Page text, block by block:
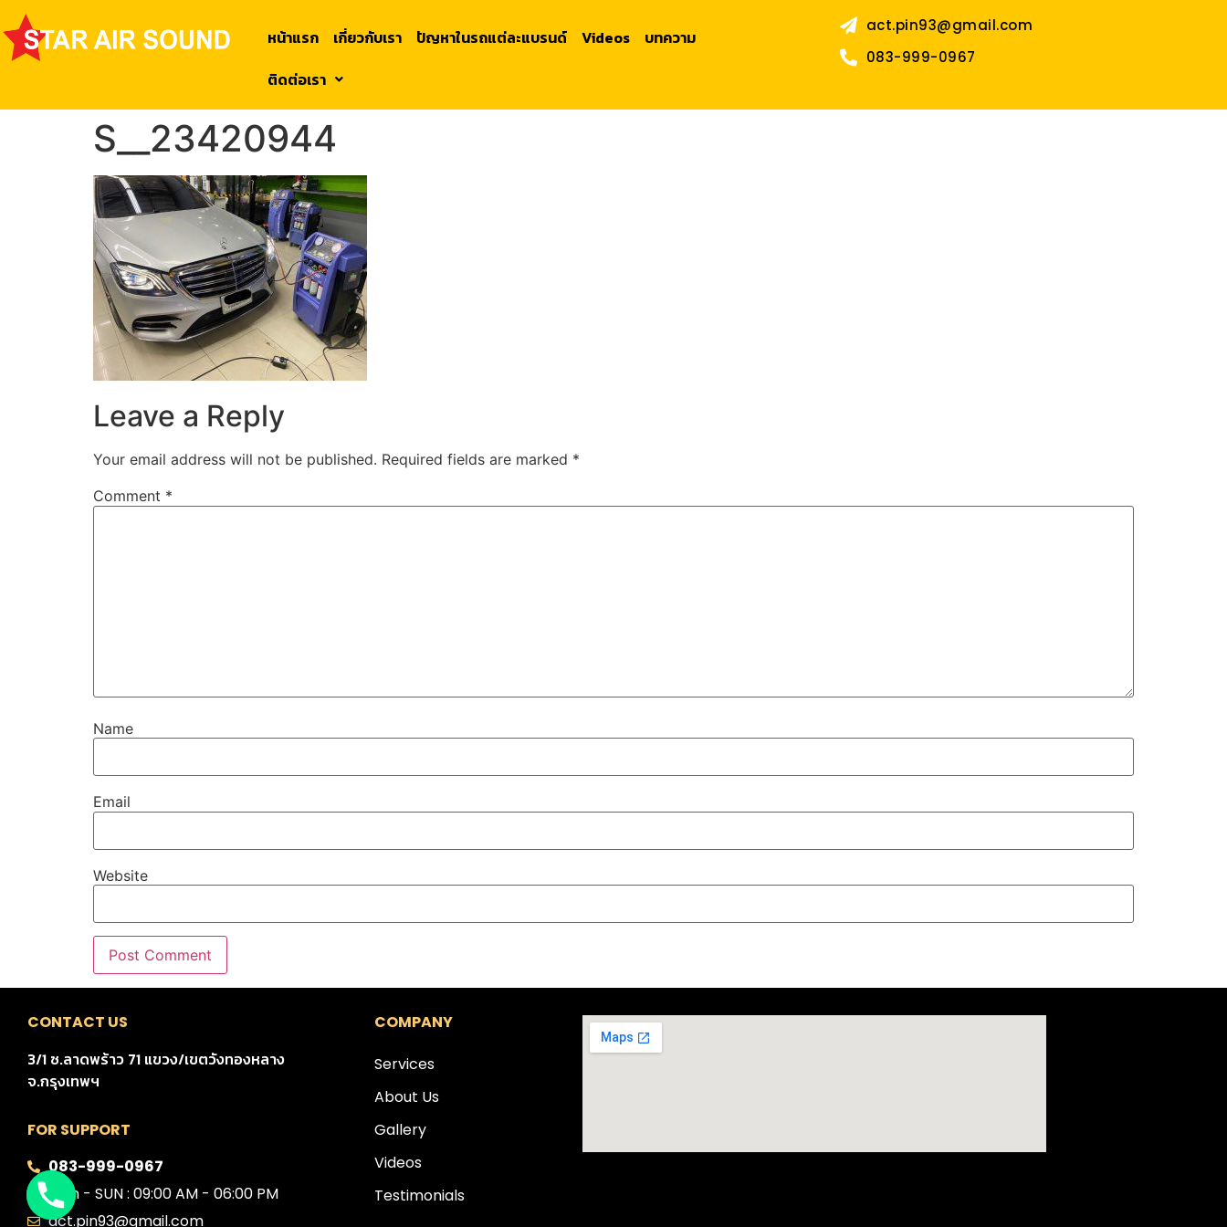
หน้าแรก เกี่ยวกับเรา ปัญหาในรถแต่ละแบรนด์ Videos
บทความ
ติดต่อเรา
act.pin93@gmail.com
083-999-0967
S__23420944
Leave a Reply
Your email address will not be published. Required fields are marked *
Comment *
Name
Email
Website
CONTACT US
3/1 ซ.ลาดพร้าว 71 แขวง/เขตวังทองหลาง
จ.กรุงเทพฯ
FOR SUPPORT
083-999-0967
Mon - SUN : 09:00 AM - 06:00 PM
act.pin93@gmail.com
COMPANY
Services
About Us
Gallery
Videos
Testimonials